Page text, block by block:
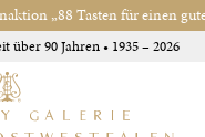
„88 Tasten für einen
über 90 Jahren • 1935 – 2026